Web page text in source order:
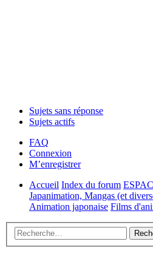
Sujets sans réponse
Sujets actifs
FAQ
Connexion
M’enregistrer
Accueil Index du forum
Japanimation, Mangas (et
Animation japonaise Films